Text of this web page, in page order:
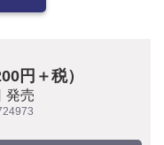
円＋税）
発売